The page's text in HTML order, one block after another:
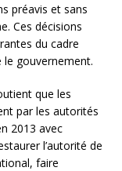
préavis et sans
Ces décisions
du cadre
le gouvernement.
que les
par les autorités
2013 avec
l’autorité de
faire